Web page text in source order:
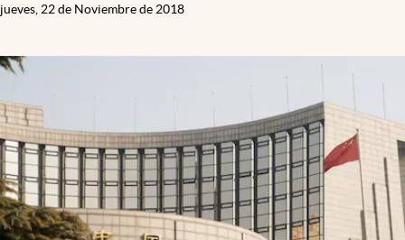
jueves, 22 de Noviembre de 2018